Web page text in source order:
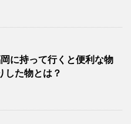
に持って行くと便利な物
した物とは？